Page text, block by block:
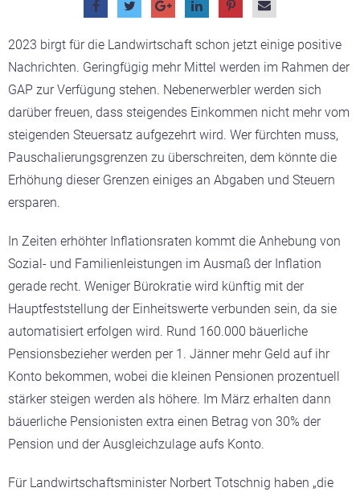
2023 birgt für die Landwirtschaft schon jetzt einige positive
Nachrichten. Geringfügig mehr Mittel werden im Rahmen der
GAP zur Verfügung stehen. Nebenerwerbler werden sich
darüber freuen, dass steigendes Einkommen nicht mehr vom
steigenden Steuersatz aufgezehrt wird. Wer fürchten muss,
Pauschalierungsgrenzen zu überschreiten, dem könnte die
Erhöhung dieser Grenzen einiges an Abgaben und Steuern
ersparen.
In Zeiten erhöhter Inflationsraten kommt die Anhebung von
Sozial- und Familienleistungen im Ausmaß der Inflation
gerade recht. Weniger Bürokratie wird künftig mit der
Hauptfeststellung der Einheitswerte verbunden sein, da sie
automatisiert erfolgen wird. Rund 160.000 bäuerliche
Pensionsbezieher werden per 1. Jänner mehr Geld auf ihr
Konto bekommen, wobei die kleinen Pensionen prozentuell
stärker steigen werden als höhere. Im März erhalten dann
bäuerliche Pensionisten extra einen Betrag von 30% der
Pension und der Ausgleichzulage aufs Konto.
Für Landwirtschaftsminister Norbert Totschnig haben „die